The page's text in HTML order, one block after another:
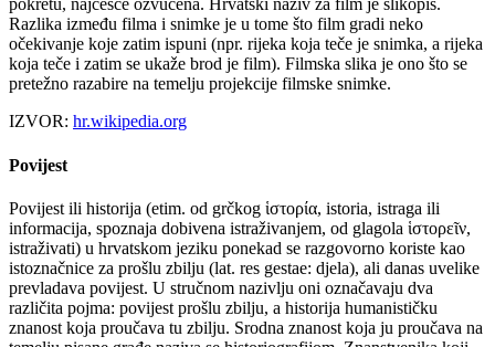
pokretu, najčešće ozvučena. Hrvatski naziv za film je slikopis.
Razlika između filma i snimke je u tome što film gradi neko
očekivanje koje zatim ispuni (npr. rijeka koja teče je snimka, a rijeka
koja teče i zatim se ukaže brod je film). Filmska slika je ono što se
pretežno razabire na temelju projekcije filmske snimke.
IZVOR: hr.wikipedia.org
Povijest
Povijest ili historija (etim. od grčkog ἱστορία, istoria, istraga ili
informacija, spoznaja dobivena istraživanjem, od glagola ἱστορεῖν,
istraživati) u hrvatskom jeziku ponekad se razgovorno koriste kao
istoznačnice za prošlu zbilju (lat. res gestae: djela), ali danas uvelike
prevladava povijest. U stručnom nazivlju oni označavaju dva
različita pojma: povijest prošlu zbilju, a historija humanističku
znanost koja proučava tu zbilju. Srodna znanost koja ju proučava na